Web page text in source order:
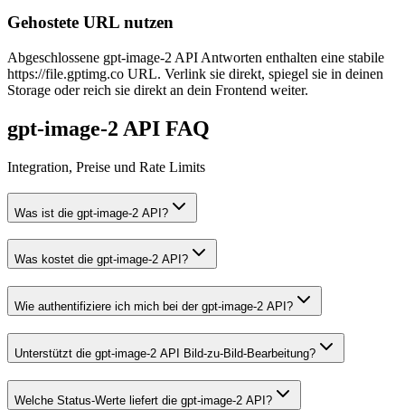
Gehostete URL nutzen
Abgeschlossene gpt-image-2 API Antworten enthalten eine stabile
https://file.gptimg.co URL. Verlink sie direkt, spiegel sie in deinen
Storage oder reich sie direkt an dein Frontend weiter.
gpt-image-2 API FAQ
Integration, Preise und Rate Limits
Was ist die gpt-image-2 API?
Was kostet die gpt-image-2 API?
Wie authentifiziere ich mich bei der gpt-image-2 API?
Unterstützt die gpt-image-2 API Bild-zu-Bild-Bearbeitung?
Welche Status-Werte liefert die gpt-image-2 API?